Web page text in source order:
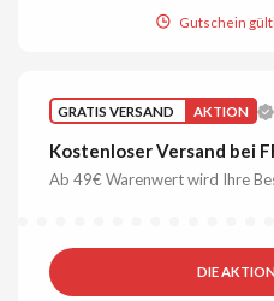
Gutschein
GRATIS VERSAND AKTION
Kostenloser Versand bei
Ab 49€ Warenwert wird Ihre
DIE